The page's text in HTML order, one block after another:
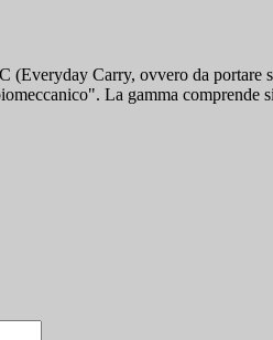
Carry, ovvero da portare
La gamma